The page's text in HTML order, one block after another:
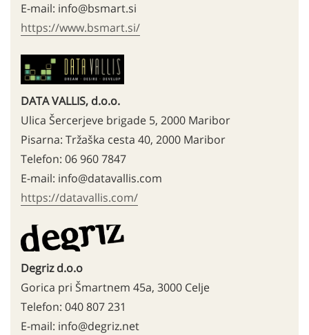
E-mail: info@bsmart.si
https://www.bsmart.si/
DATA VALLIS, d.o.o.
Ulica Šercerjeve brigade 5, 2000 Maribor
Pisarna: Tržaška cesta 40, 2000 Maribor
Telefon: 06 960 7847
E-mail: info@datavallis.com
https://datavallis.com/
Degriz d.o.o
Gorica pri Šmartnem 45a, 3000 Celje
Telefon: 040 807 231
E-mail: info@degriz.net